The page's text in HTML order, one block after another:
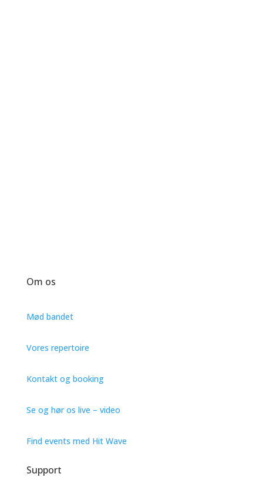
Om os
Mød bandet
Vores repertoire
Kontakt og booking
Se og hør os live – video
Find events med Hit Wave
Support